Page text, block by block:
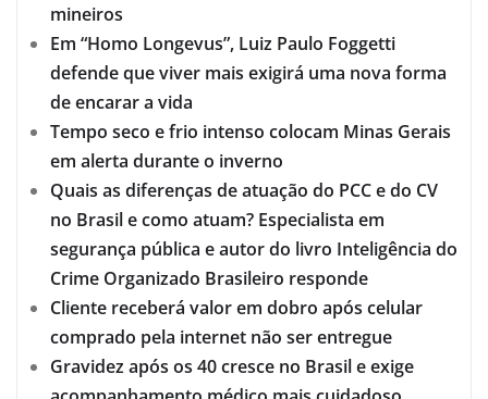
mineiros
Em “Homo Longevus”, Luiz Paulo Foggetti
defende que viver mais exigirá uma nova forma
de encarar a vida
Tempo seco e frio intenso colocam Minas Gerais
em alerta durante o inverno
Quais as diferenças de atuação do PCC e do CV
no Brasil e como atuam? Especialista em
segurança pública e autor do livro Inteligência do
Crime Organizado Brasileiro responde
Cliente receberá valor em dobro após celular
comprado pela internet não ser entregue
Gravidez após os 40 cresce no Brasil e exige